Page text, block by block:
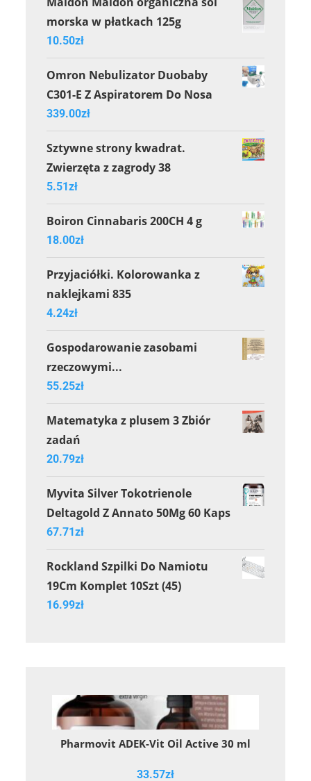
morska w płatkach 125g
10.50zł
Omron Nebulizator Duobaby
C301-E Z Aspiratorem Do Nosa
339.00zł
Sztywne strony kwadrat.
Zwierzęta z zagrody 38
5.51zł
Boiron Cinnabaris 200CH 4 g
18.00zł
Przyjaciółki. Kolorowanka z
naklejkami 835
4.24zł
Gospodarowanie zasobami
rzeczowymi...
55.25zł
Matematyka z plusem 3 Zbiór
zadań
20.79zł
Myvita Silver Tokotrienole
Deltagold Z Annato 50Mg 60 Kaps
67.71zł
Rockland Szpilki Do Namiotu
19Cm Komplet 10Szt (45)
16.99zł
Pharmovit ADEK-Vit Oil Active 30 ml
33.57zł